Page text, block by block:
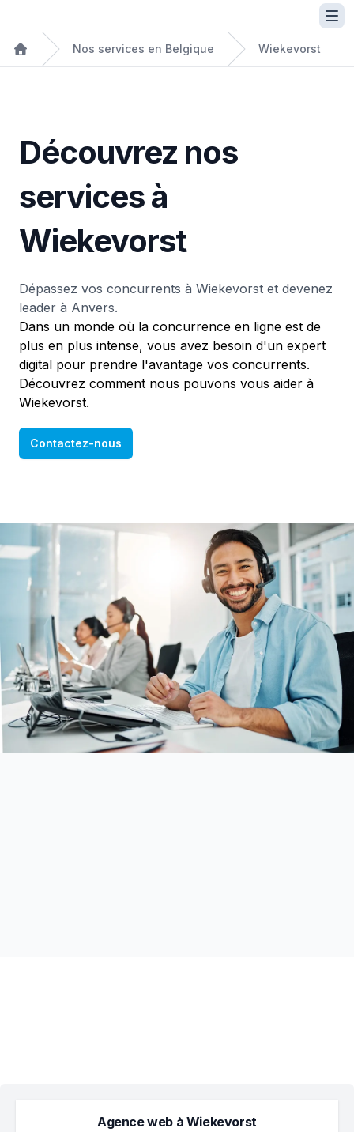
Nos services en Belgique Wiekevorst
Découvrez nos
services à
Wiekevorst
Dépassez vos concurrents à Wiekevorst et devenez
leader à Anvers.
Dans un monde où la concurrence en ligne est de
plus en plus intense, vous avez besoin d'un expert
digital pour prendre l'avantage vos concurrents.
Découvrez comment nous pouvons vous aider à
Wiekevorst.
Contactez-nous
Agence web à Wiekevorst